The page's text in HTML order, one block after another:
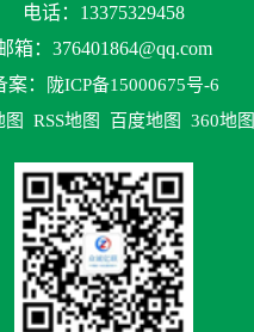
电话：13375329458
箱： 376401864@qq.com
案：
陇ICP备15000675号-6
图
RSS地图 百度地图 360地图